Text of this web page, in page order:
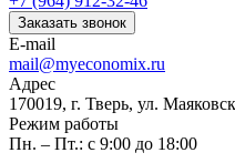
Заказать звонок
E-mail
mail@myeconomix.ru
Адрес
170019, г. Тверь, ул.
Режим работы
Пн. – Пт.: с 9:00 до 18:00